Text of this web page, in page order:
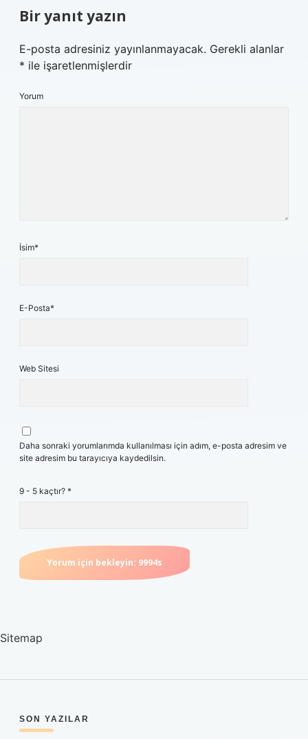
Bir yanıt yazın
E-posta adresiniz yayınlanmayacak. Gerekli alanlar
* ile işaretlenmişlerdir
Yorum
İsim*
E-Posta*
Web Sitesi
Daha sonraki yorumlarımda kullanılması için adım, e-posta adresim ve
site adresim bu tarayıcıya kaydedilsin.
9 - 5 kaçtır? *
Sitemap
SIDEBAR
SON YAZILAR